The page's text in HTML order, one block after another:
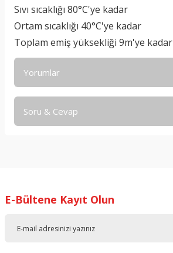
Sıvı sıcaklığı 80°C'ye kadar
Ortam sıcaklığı 40°C'ye kadar
Toplam emiş yüksekliği 9m'ye kadar
Yorumlar
Soru & Cevap
E-Bültene Kayıt Olun